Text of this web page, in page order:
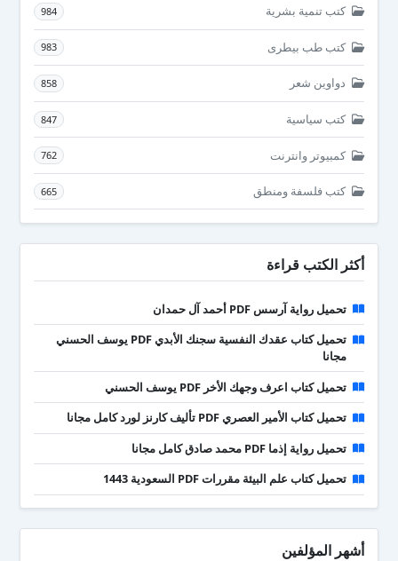
كتب تنمية بشرية 984
كتب طب بيطرى 983
دواوين شعر 858
كتب سياسية 847
كمبيوتر وانترنت 762
كتب فلسفة ومنطق 665
أكثر الكتب قراءة
تحميل رواية آرسس PDF أحمد آل حمدان
تحميل كتاب عقدك النفسية سجنك الأبدي PDF يوسف الحسني
مجانا
تحميل كتاب اعرف وجهك الأخر PDF يوسف الحسني
تحميل كتاب الأمير العصري PDF تأليف كارنز لورد كامل مجانا
تحميل رواية إذما PDF محمد صادق كامل مجانا
تحميل كتاب علم البيئة مقررات PDF السعودية 1443
أشهر المؤلفين